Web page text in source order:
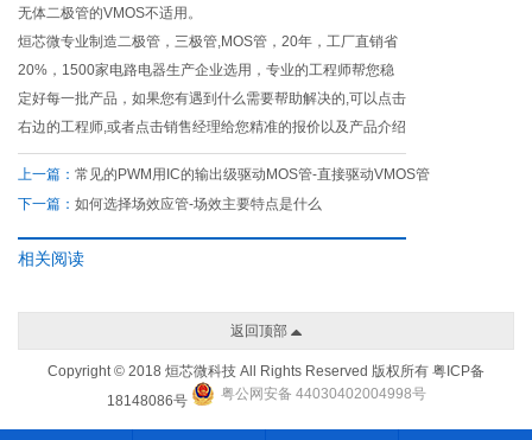
无体二极管的VMOS不适用。
烜芯微专业制造二极管，三极管,MOS管，20年，工厂直销省
20%，1500家电路电器生产企业选用，专业的工程师帮您稳
定好每一批产品，如果您有遇到什么需要帮助解决的,可以点击
右边的工程师,或者点击销售经理给您精准的报价以及产品介绍
上一篇： 常见的PWM用IC的输出级驱动MOS管-直接驱动VMOS管
下一篇： 如何选择场效应管-场效主要特点是什么
相关阅读
返回顶部
Copyright © 2018 烜芯微科技 All Rights Reserved 版权所有 粤ICP备
18148086号
粤公网安备 44030402004998号